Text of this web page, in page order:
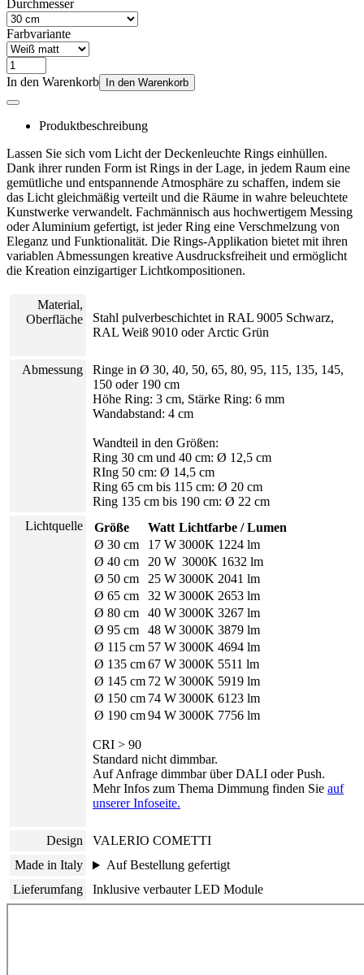
Durchmesser
Farbvariante
In den Warenkorb In den Warenkorb
Produktbeschreibung
Lassen Sie sich vom Licht der Deckenleuchte Rings einhüllen.
Dank ihrer runden Form ist Rings in der Lage, in jedem Raum eine
gemütliche und entspannende Atmosphäre zu schaffen, indem sie
das Licht gleichmäßig verteilt und die Räume in wahre beleuchtete
Kunstwerke verwandelt. Fachmännisch aus hochwertigem Messing
oder Aluminium gefertigt, ist jeder Ring eine Verschmelzung von
Eleganz und Funktionalität. Die Rings-Applikation bietet mit ihren
variablen Abmessungen kreative Ausdrucksfreiheit und ermöglicht
die Kreation einzigartiger Lichtkompositionen.
Material,
Oberfläche
Stahl pulverbeschichtet in RAL 9005 Schwarz,
RAL Weiß 9010 oder Arctic Grün
Abmessung
Ringe in Ø 30, 40, 50, 65, 80, 95, 115, 135, 145,
150 oder 190 cm
Höhe Ring: 3 cm, Stärke Ring: 6 mm
Wandabstand: 4 cm
Wandteil in den Größen:
Ring 30 cm und 40 cm: Ø 12,5 cm
RIng 50 cm: Ø 14,5 cm
Ring 65 cm bis 115 cm: Ø 20 cm
Ring 135 cm bis 190 cm: Ø 22 cm
Lichtquelle
Größe Watt Lichtfarbe / Lumen
Ø 30 cm
17 W3000K 1224 lm
Ø 40 cm
20 W 3000K 1632 lm
Ø 50 cm
25 W3000K 2041 lm
Ø 65 cm
32 W3000K 2653 lm
Ø 80 cm
40 W3000K 3267 lm
Ø 95 cm
48 W3000K 3879 lm
Ø 115 cm 57 W3000K 4694 lm
Ø 135 cm67 W3000K 5511 lm
Ø 145 cm 72 W3000K 5919 lm
Ø 150 cm 74 W3000K 6123 lm
Ø 190 cm94 W3000K 7756 lm
CRI > 90
Standard nicht dimmbar.
Auf Anfrage dimmbar über DALI oder Push.
Mehr Infos zum Thema Dimmung finden Sie auf
unserer Infoseite.
Design
VALERIO COMETTI
Made in Italy
Auf Bestellung gefertigt
Lieferumfang
Inklusive verbauter LED Module